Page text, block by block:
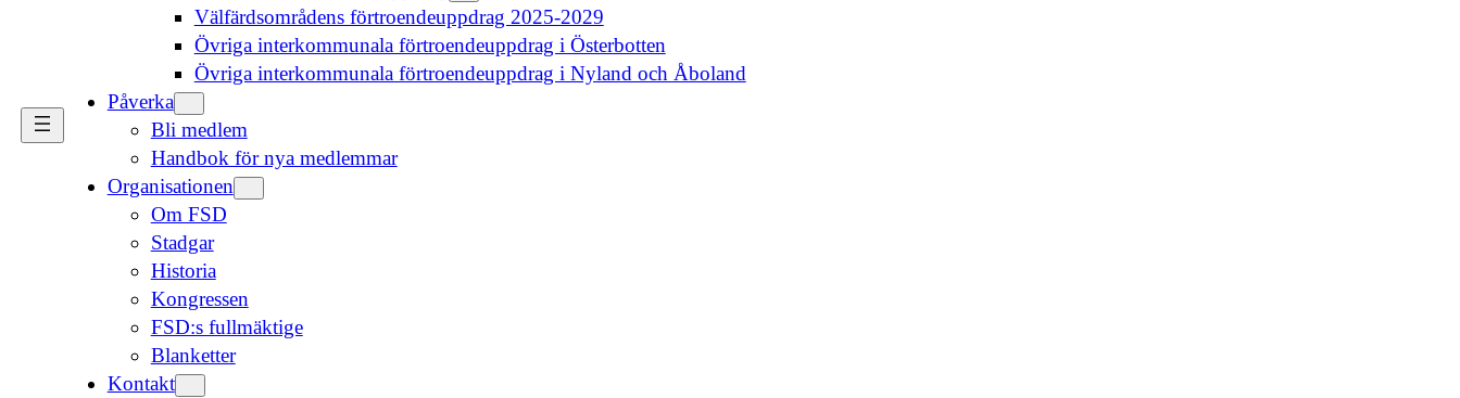
Välfärdsområdens förtroendeuppdrag 2025-2029
Övriga interkommunala förtroendeuppdrag i Österbotten
Övriga interkommunala förtroendeuppdrag i Nyland och Åboland
Påverka
Bli medlem
Handbok för nya medlemmar
Organisationen
Om FSD
Stadgar
Historia
Kongressen
FSD:s fullmäktige
Blanketter
Kontakt